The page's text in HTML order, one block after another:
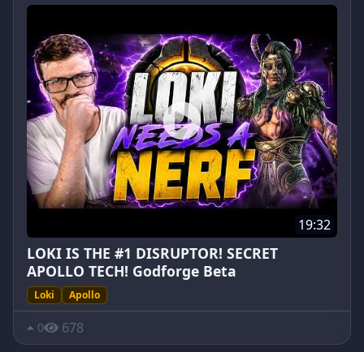
19:32
LOKI IS THE #1 DISRUPTOR! SECRET
APOLLO TECH! Godforge Beta
Loki Apollo
0 678